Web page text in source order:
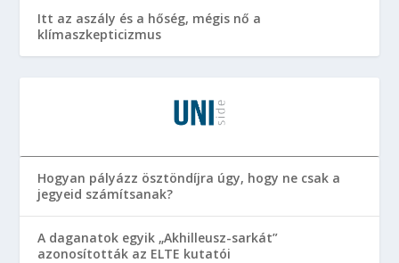
Itt az aszály és a hőség, mégis nő a
klímaszkepticizmus
Hogyan pályázz ösztöndíjra úgy, hogy ne csak a
jegyeid számítsanak?
A daganatok egyik „Akhilleusz-sarkát”
azonosították az ELTE kutatói